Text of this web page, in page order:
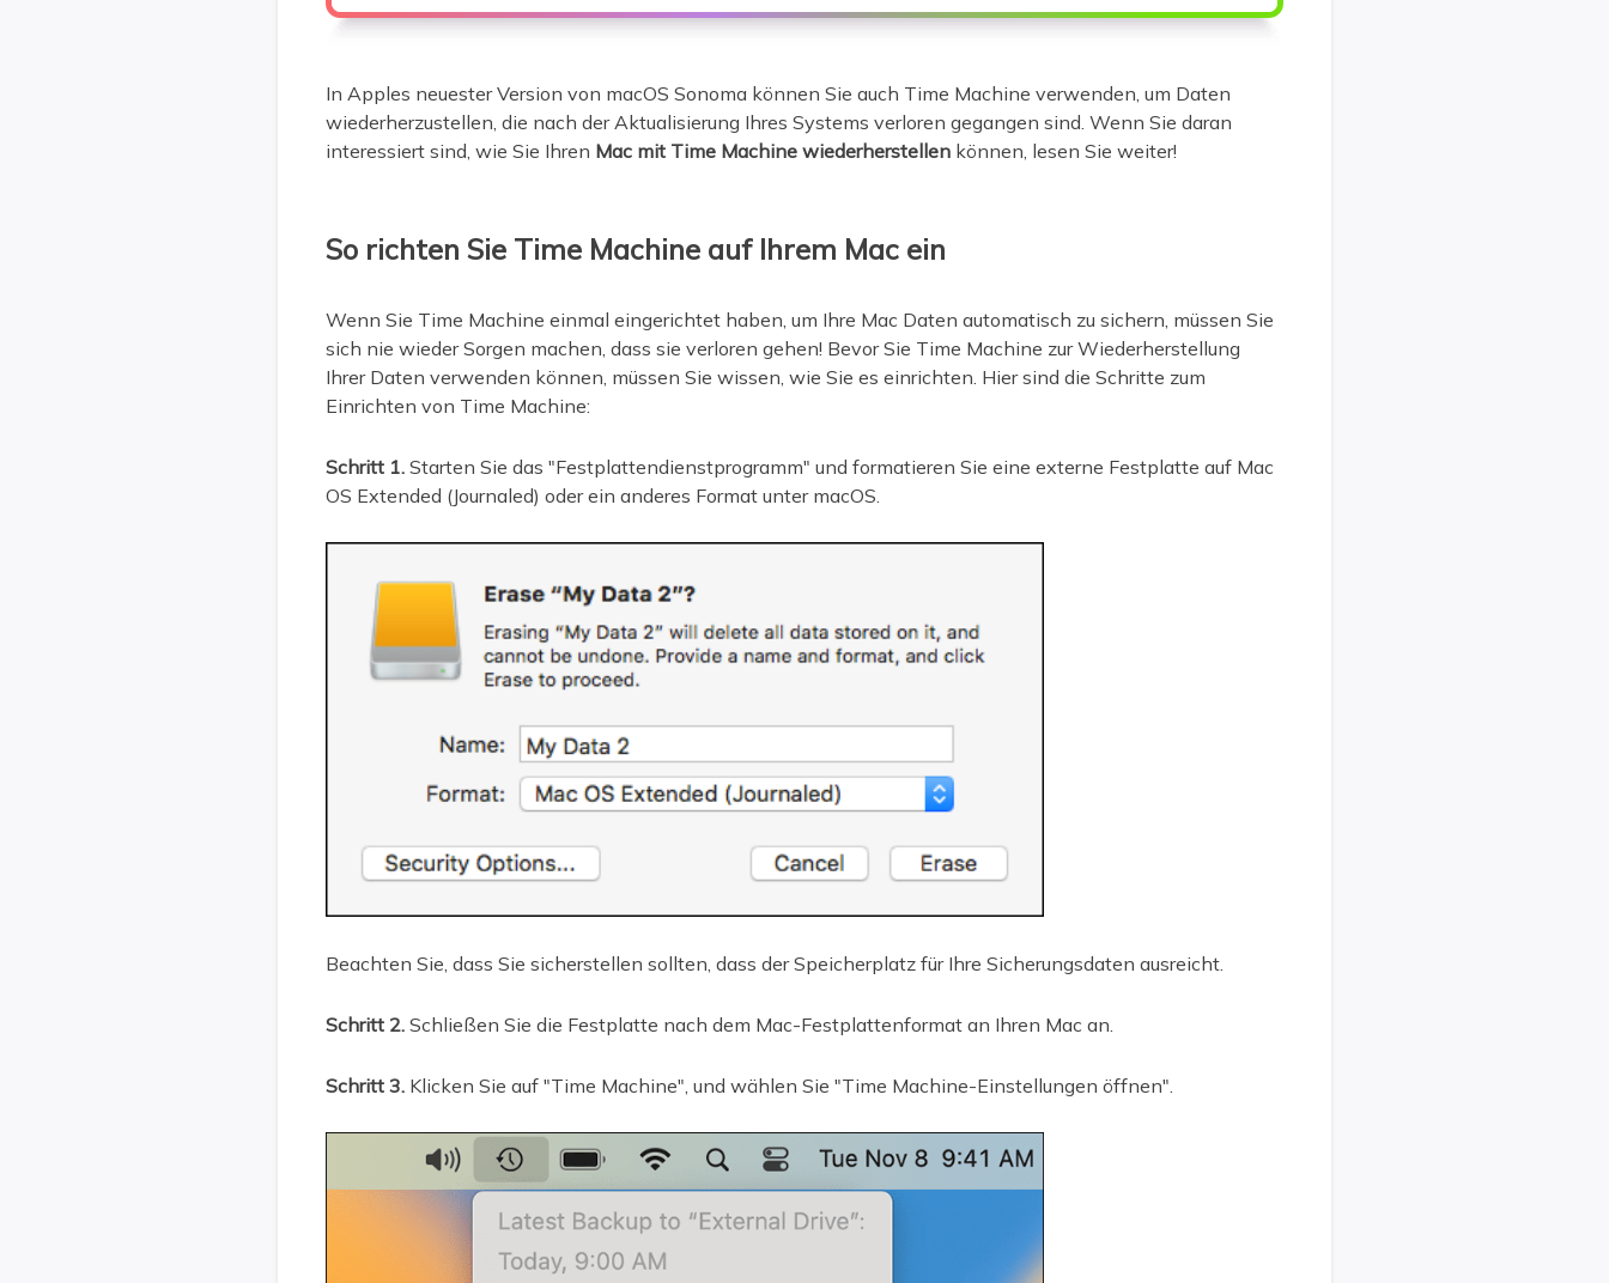
In Apples neuester Version von macOS Sonoma können Sie auch Time Machine verwenden, um Daten
wiederherzustellen, die nach der Aktualisierung Ihres Systems verloren gegangen sind. Wenn Sie daran
interessiert sind, wie Sie Ihren Mac mit Time Machine wiederherstellen können, lesen Sie weiter!
So richten Sie Time Machine auf Ihrem Mac ein
Wenn Sie Time Machine einmal eingerichtet haben, um Ihre Mac Daten automatisch zu sichern, müssen Sie
sich nie wieder Sorgen machen, dass sie verloren gehen! Bevor Sie Time Machine zur Wiederherstellung
Ihrer Daten verwenden können, müssen Sie wissen, wie Sie es einrichten. Hier sind die Schritte zum
Einrichten von Time Machine:
Schritt 1. Starten Sie das "Festplattendienstprogramm" und formatieren Sie eine externe Festplatte auf Mac
OS Extended (Journaled) oder ein anderes Format unter macOS.
Beachten Sie, dass Sie sicherstellen sollten, dass der Speicherplatz für Ihre Sicherungsdaten ausreicht.
Schritt 2. Schließen Sie die Festplatte nach dem Mac-Festplattenformat an Ihren Mac an.
Schritt 3. Klicken Sie auf "Time Machine", und wählen Sie "Time Machine-Einstellungen öffnen".